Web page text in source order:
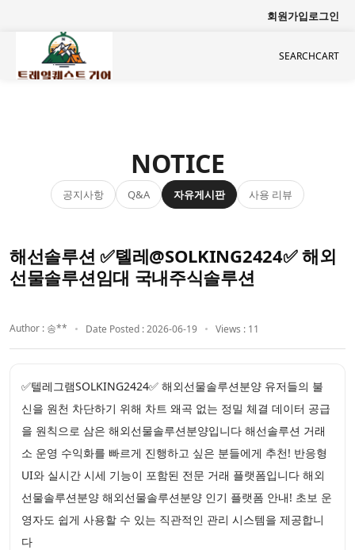
회원가입로그인
SEARCHCART
NOTICE
공지사항 Q&A 자유게시판 사용 리뷰
해선솔루션 ✅톌레@SOLKING2424✅ 해외
선물솔루션임대 국내주식솔루션
Author : 송** Date Posted : 2026-06-19 Views : 11
✅텔레그램SOLKING2424✅ 해외선물솔루션분양 유저들의 불
신을 원천 차단하기 위해 차트 왜곡 없는 정밀 체결 데이터 공급
을 원칙으로 삼은 해외선물솔루션분양입니다 해선솔루션 거래
소 운영 수익화를 빠르게 진행하고 싶은 분들에게 추천! 반응형
UI와 실시간 시세 기능이 포함된 전문 거래 플랫폼입니다 해외
선물솔루션분양 해외선물솔루션분양 인기 플랫폼 안내! 초보 운
영자도 쉽게 사용할 수 있는 직관적인 관리 시스템을 제공합니
다